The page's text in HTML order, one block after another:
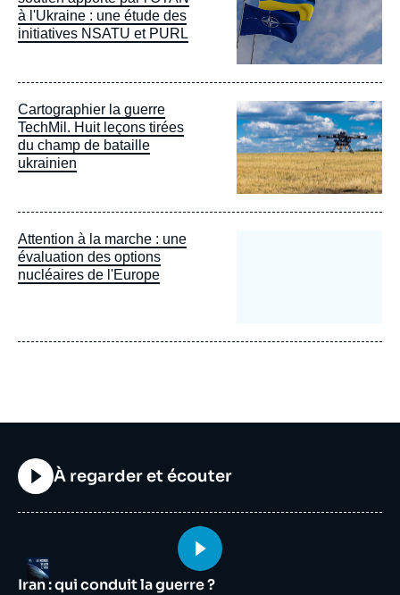
à l'Ukraine : une étude des
initiatives NSATU et PURL
Cartographier la guerre
TechMil. Huit leçons tirées
du champ de bataille
ukrainien
Image
principale
Attention à la marche : une
évaluation des options
nucléaires de l'Europe
Titre
À regarder et écouter
Logo
Image
principale
médiatique
Iran : qui conduit la guerre ?